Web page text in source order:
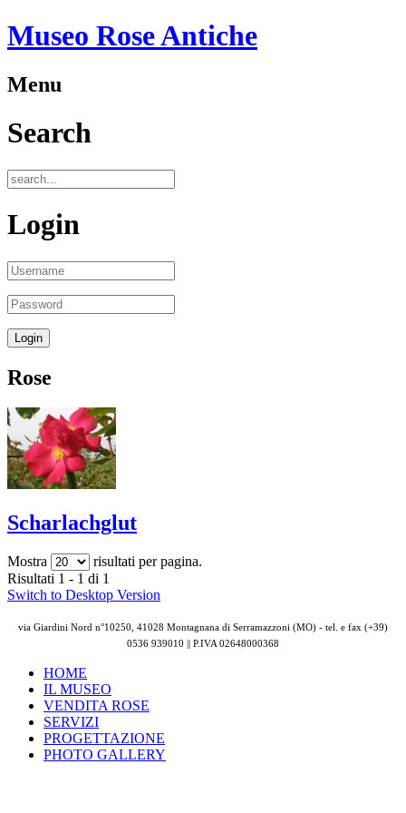
Museo Rose Antiche
Menu
Search
Login
Rose
Scharlachglut
Mostra
risultati per pagina.
Risultati 1 - 1 di 1
Switch to Desktop Version
via Giardini Nord n°10250, 41028 Montagnana di Serramazzoni (MO) - tel. e fax (+39)
0536 939010 || P.IVA02648000368
HOME
IL MUSEO
VENDITA ROSE
SERVIZI
PROGETTAZIONE
PHOTO GALLERY